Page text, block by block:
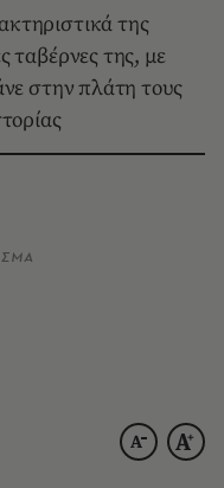
της
ταβέρνες της, με
στην πλάτη τους